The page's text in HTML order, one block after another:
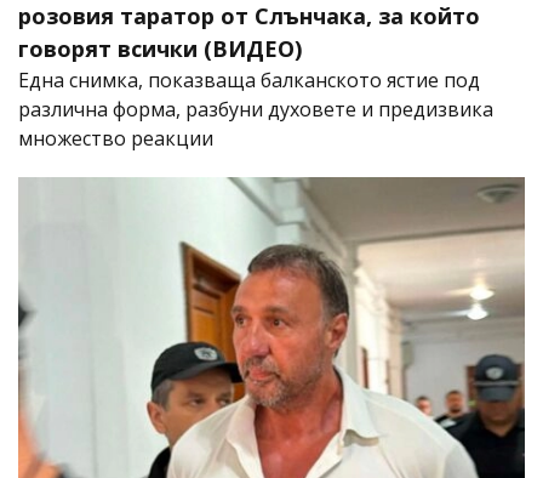
розовия таратор от Слънчака, за който
говорят всички (ВИДЕО)
Една снимка, показваща балканското ястие под
различна форма, разбуни духовете и предизвика
множество реакции